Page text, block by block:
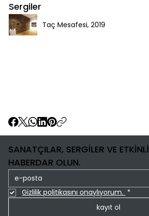
Sergiler
Taç Mesafesi, 2019
SANATÇILAR, SERGİLER VE
HABERDAR OLUN.
Gizlilik politikasını onaylıyorum. *
kayıt ol